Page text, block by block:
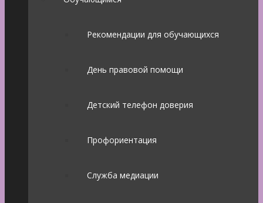
Рекомендации для обучающихся
День правовой помощи
Детский телефон доверия
Профориентация
Служба медиации